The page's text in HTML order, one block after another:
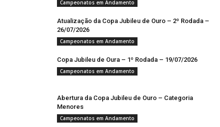
Campeonatos em Andamento
Atualização da Copa Jubileu de Ouro – 2º Rodada –
26/07/2026
Campeonatos em Andamento
Copa Jubileu de Oura – 1º Rodada – 19/07/2026
Campeonatos em Andamento
Abertura da Copa Jubileu de Ouro – Categoria
Menores
Campeonatos em Andamento